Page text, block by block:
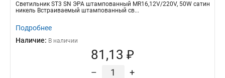
Светильник ST3 SN ЭРА штампованный MR16,12V/220V, 50W сатин
никель Встраиваемый штампованный св...
Подробнее
Наличие: В наличии
81,13 ₽
– +